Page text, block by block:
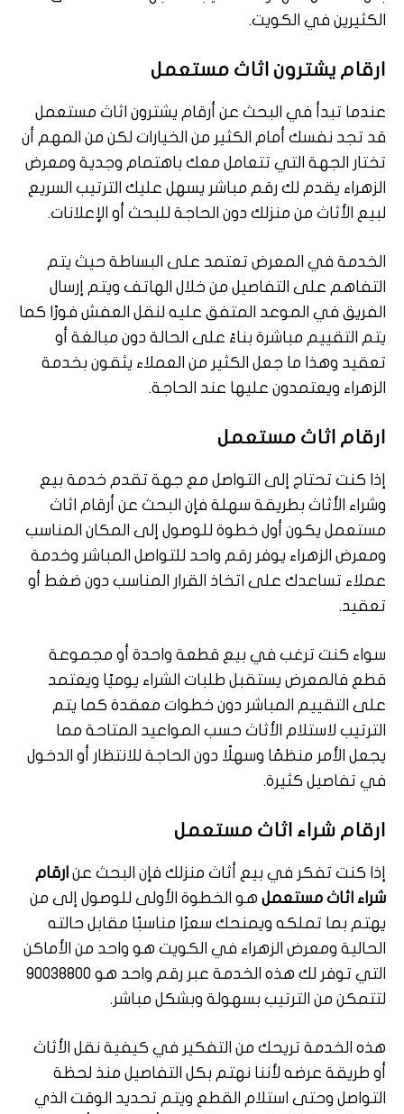
الكثيرين في الكويت.
ارقام يشترون اثاث مستعمل
عندما تبدأ في البحث عن أرقام يشترون اثاث مستعمل
قد تجد نفسك أمام الكثير من الخيارات لكن من المهم أن
تختار الجهة التي تتعامل معك باهتمام وجدية ومعرض
الزهراء يقدم لك رقم مباشر يسهل عليك الترتيب السريع
لبيع الأثاث من منزلك دون الحاجة للبحث أو الإعلانات.
الخدمة في المعرض تعتمد على البساطة حيث يتم
التفاهم على التفاصيل من خلال الهاتف ويتم إرسال
الفريق في الموعد المتفق عليه لنقل العفش فورًا كما
يتم التقييم مباشرة بناءً على الحالة دون مبالغة أو
تعقيد وهذا ما جعل الكثير من العملاء يثقون بخدمة
الزهراء ويعتمدون عليها عند الحاجة.
ارقام اثاث مستعمل
إذا كنت تحتاج إلى التواصل مع جهة تقدم خدمة بيع
وشراء الأثاث بطريقة سهلة فإن البحث عن أرقام اثاث
مستعمل يكون أول خطوة للوصول إلى المكان المناسب
ومعرض الزهراء يوفر رقم واحد للتواصل المباشر وخدمة
عملاء تساعدك على اتخاذ القرار المناسب دون ضغط أو
تعقيد.
سواء كنت ترغب في بيع قطعة واحدة أو مجموعة
قطع فالمعرض يستقبل طلبات الشراء يوميًا ويعتمد
على التقييم المباشر دون خطوات معقدة كما يتم
الترتيب لاستلام الأثاث حسب المواعيد المتاحة مما
يجعل الأمر منظمًا وسهلًا دون الحاجة للانتظار أو الدخول
في تفاصيل كثيرة.
ارقام شراء اثاث مستعمل
إذا كنت تفكر في بيع أثاث منزلك فإن البحث عن ارقام
شراء اثاث مستعمل هو الخطوة الأولى للوصول إلى من
يهتم بما تملكه ويمنحك سعرًا مناسبًا مقابل حالته
الحالية ومعرض الزهراء في الكويت هو واحد من الأماكن
التي توفر لك هذه الخدمة عبر رقم واحد هو 90038800
لتتمكن من الترتيب بسهولة وبشكل مباشر.
هذه الخدمة تريحك من التفكير في كيفية نقل الأثاث
أو طريقة عرضه لأننا نهتم بكل التفاصيل منذ لحظة
التواصل وحتى استلام القطع ويتم تحديد الوقت الذي